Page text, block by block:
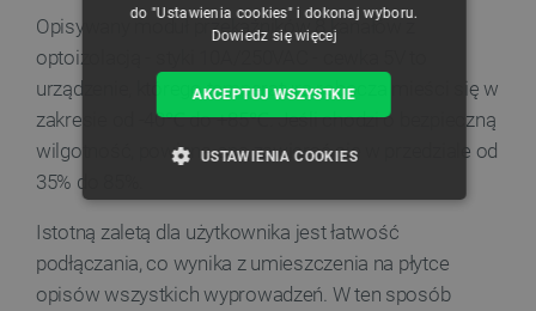
Opisywany moduł przekaźników 8 kanałów z
optoizolacją - styki 10A/250VAC - cewka 5V to
urządzenie, którego temperatura robocza mieści się w
zakresie od -40℃ do +85℃. Jeśli chodzi o bezpieczną
wilgotność, powinna ona zawierać się w przedziale od
35% do 85%.
Istotną zaletą dla użytkownika jest łatwość
podłączania, co wynika z umieszczenia na płytce
opisów wszystkich wyprowadzeń. W ten sposób
do "Ustawienia cookies" i dokonaj wyboru.
Dowiedz się więcej
AKCEPTUJ WSZYSTKIE
USTAWIENIA COOKIES
TARGETOWANIE